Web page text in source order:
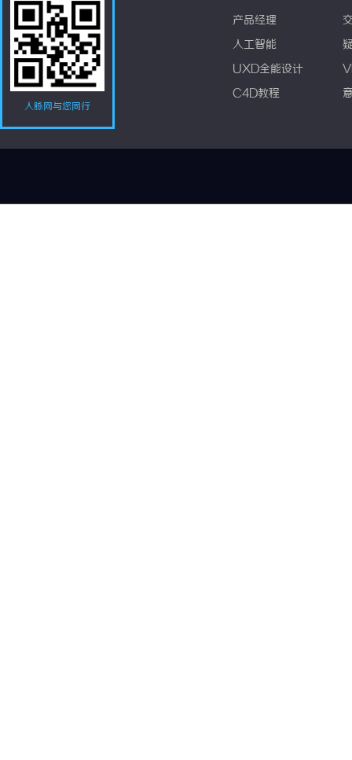
人脉网与您同行
产品经理
人工智能
UXD全能设计
C4D教程